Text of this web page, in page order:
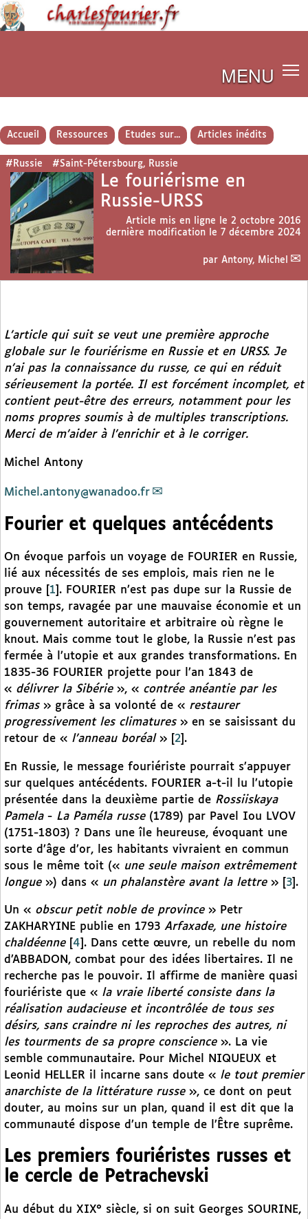
MENU
Accueil Ressources Etudes sur... Articles inédits
#Russie #Saint-Pétersbourg, Russie
Le fouriérisme en
Russie-URSS
Article mis en ligne le 2 octobre 2016
dernière modification le 7 décembre 2024
par Antony, Michel
L’article qui suit se veut une première approche
globale sur le fouriérisme en Russie et en URSS. Je
n’ai pas la connaissance du russe, ce qui en réduit
sérieusement la portée. Il est forcément incomplet, et
contient peut-être des erreurs, notamment pour les
noms propres soumis à de multiples transcriptions.
Merci de m’aider à l’enrichir et à le corriger.
Michel Antony
Michel.antony@wanadoo.fr
Fourier et quelques antécédents
On évoque parfois un voyage de FOURIER en Russie,
lié aux nécessités de ses emplois, mais rien ne le
prouve
1 . FOURIER n’est pas dupe sur la Russie de
son temps, ravagée par une mauvaise économie et un
gouvernement autoritaire et arbitraire où règne le
knout. Mais comme tout le globe, la Russie n’est pas
fermée à l’utopie et aux grandes transformations. En
1835-36 FOURIER projette pour l’an 1843 de
« délivrer la Sibérie», « contrée anéantie par les
frimas» grâce à sa volonté de « restaurer
progressivement les climatures» en se saisissant du
retour de « l’anneau boréal» 2 .
En Russie, le message fouriériste pourrait s’appuyer
sur quelques antécédents. FOURIER a-t-il lu l’utopie
présentée dans la deuxième partie de Rossiiskaya
Pamela- La Paméla russe(1789) par Pavel Iou LVOV
(1751-1803) ? Dans une île heureuse, évoquant une
sorte d’âge d’or, les habitants vivraient en commun
sous le même toit (« une seule maison extrêmement
longue») dans « un phalanstère avant la lettre» 3 .
Un « obscur petit noble de province» Petr
ZAKHARYINE publie en 1793 Arfaxade, une histoire
chaldéenne[ 4 . Dans cette œuvre, un rebelle du nom
d’ABBADON, combat pour des idées libertaires. Il ne
recherche pas le pouvoir. Il affirme de manière quasi
fouriériste que « la vraie liberté consiste dans la
réalisation audacieuse et incontrôlée de tous ses
désirs, sans craindre ni les reproches des autres, ni
les tourments de sa propre conscience». La vie
semble communautaire. Pour Michel NIQUEUX et
Leonid HELLER il incarne sans doute « le tout premier
anarchiste de la littérature russe», ce dont on peut
douter, au moins sur un plan, quand il est dit que la
communauté dispose d’un temple de l’Être suprême.
Les premiers fouriéristes russes et
le cercle de Petrachevski
Au début du XIX° siècle, si on suit Georges SOURINE,